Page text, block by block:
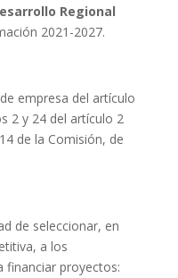
Regional
2021-2027.
empresa del artículo
2 y 24 del artículo 2
de la Comisión, de
de seleccionar, en
a los
financiar proyectos: